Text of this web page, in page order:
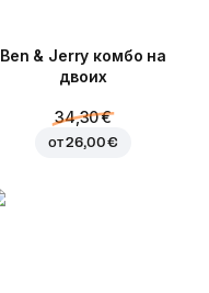
Ben & Jerry комбо на
двоих
34,30 €
от26,00 €